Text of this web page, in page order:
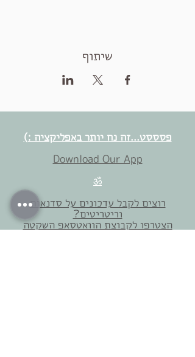
שיתוף
פסססט...זה נח יותר באפליקציה :)
Download Our App
ॐ
רוצים לקבל עדכונים על סדנאות
וריטריטים?
הצטרפו לקבוצת הוואטסאפ השקטה